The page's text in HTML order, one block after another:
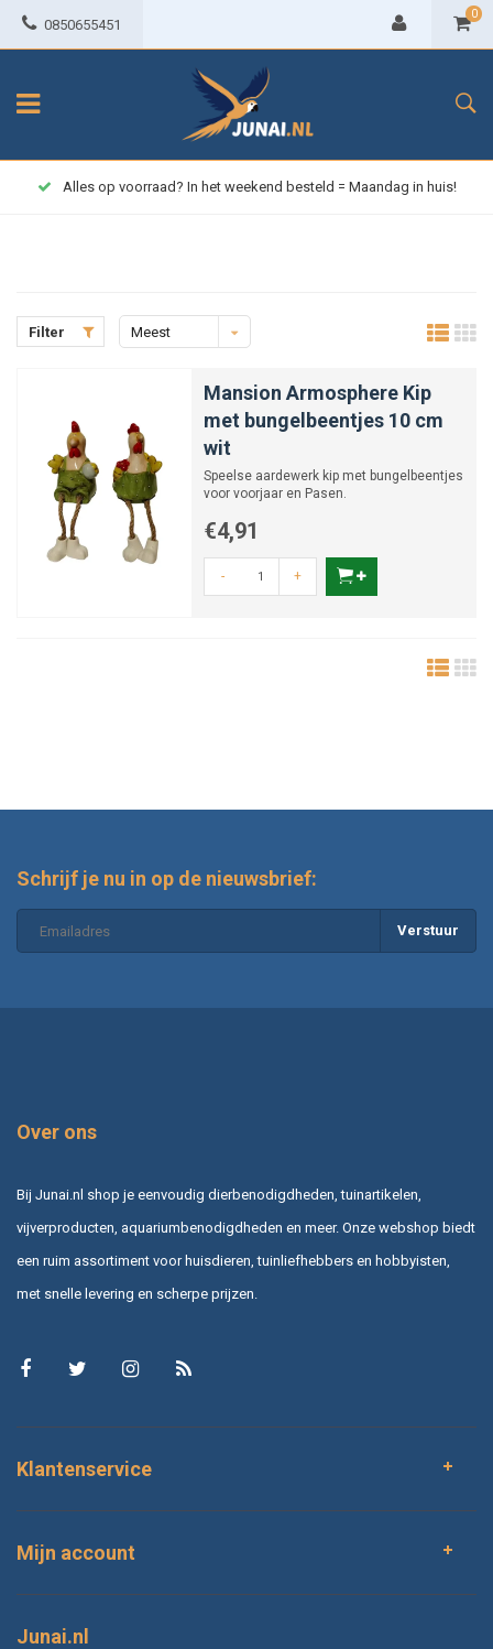
0850655451
0
Alles op voorraad? In het weekend besteld = Maandag in huis!
Filter
Meest
Mansion Armosphere Kip
met bungelbeentjes 10 cm
wit
Speelse aardewerk kip met bungelbeentjes
voor voorjaar en Pasen.
€4,91
- +
Schrijf je nu in op de nieuwsbrief:
Verstuur
Over ons
Bij Junai.nl shop je eenvoudig dierbenodigdheden, tuinartikelen,
vijverproducten, aquariumbenodigdheden en meer. Onze webshop biedt
een ruim assortiment voor huisdieren, tuinliefhebbers en hobbyisten,
met snelle levering en scherpe prijzen.
Klantenservice
Mijn account
Junai.nl